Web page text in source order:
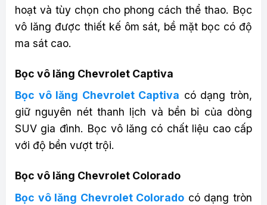
hoạt và tùy chọn cho phong cách thể thao. Bọc
vô lăng được thiết kế ôm sát, bề mặt bọc có độ
ma sát cao.
Bọc vô lăng Chevrolet Captiva
Bọc vô lăng Chevrolet Captiva có dạng tròn,
giữ nguyên nét thanh lịch và bền bỉ của dòng
SUV gia đình. Bọc vô lăng có chất liệu cao cấp
với độ bền vượt trội.
Bọc vô lăng Chevrolet Colorado
Bọc vô lăng Chevrolet Colorado có dạng tròn